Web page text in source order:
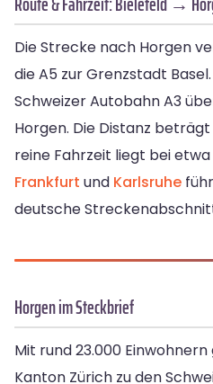
Die Strecke nach Horgen
die A5 zur Grenzstadt
Schweizer Autobahn A3
Horgen. Die Distanz
reine Fahrzeit liegt bei
Frankfurt und Karlsruhe
deutsche
Horgen im Steckbrief
Mit rund 23.000
Kanton Zürich zu den